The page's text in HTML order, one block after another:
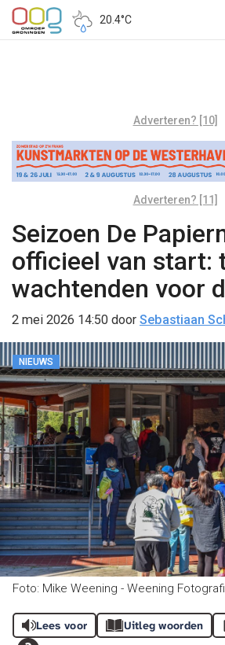
20.4°C
Adverteren? [10]
Adverteren? [11]
Seizoen De
officieel van start:
wachtenden voor
2 mei 2026 14:50 door Sebastiaan
NIEUWS
Foto: Mike Weening - Weening
Lees voor Uitleg woorden